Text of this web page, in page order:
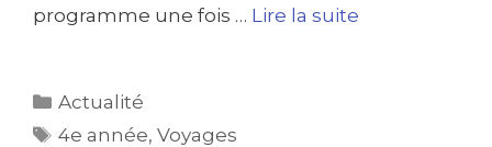
programme une fois … Lire la suite
Actualité
4e année,Voyages